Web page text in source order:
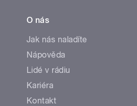
O nás
Jak nás naladíte
Nápověda
Lidé v rádiu
Kariéra
Kontakt